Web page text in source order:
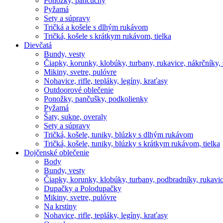
Pyžamá
Sety a súpravy
Tričká a košele s dlhým rukávom
Tričká, košele s krátkym rukávom, tielka
Dievčatá
Bundy, vesty
Čiapky, korunky, klobúky, turbany, rukavice, nákrčníky,
Mikiny, svetre, pulóvre
Nohavice, rifle, tepláky, legíny, kraťasy
Outdoorové oblečenie
Ponožky, pančušky, podkolienky
Pyžamá
Šaty, sukne, overaly
Sety a súpravy
Tričká, košele, tuniky, blúzky s dlhým rukávom
Tričká, košele, tuniky, blúzky s krátkym rukávom, tielka
Dojčenské oblečenie
Body
Bundy, vesty
Čiapky, korunky, klobúky, turbany, podbradníky,
Dupačky a Polodupačky
Mikiny, svetre, pulóvre
Na krstiny
Nohavice, rifle, tepláky, legíny, kraťasy